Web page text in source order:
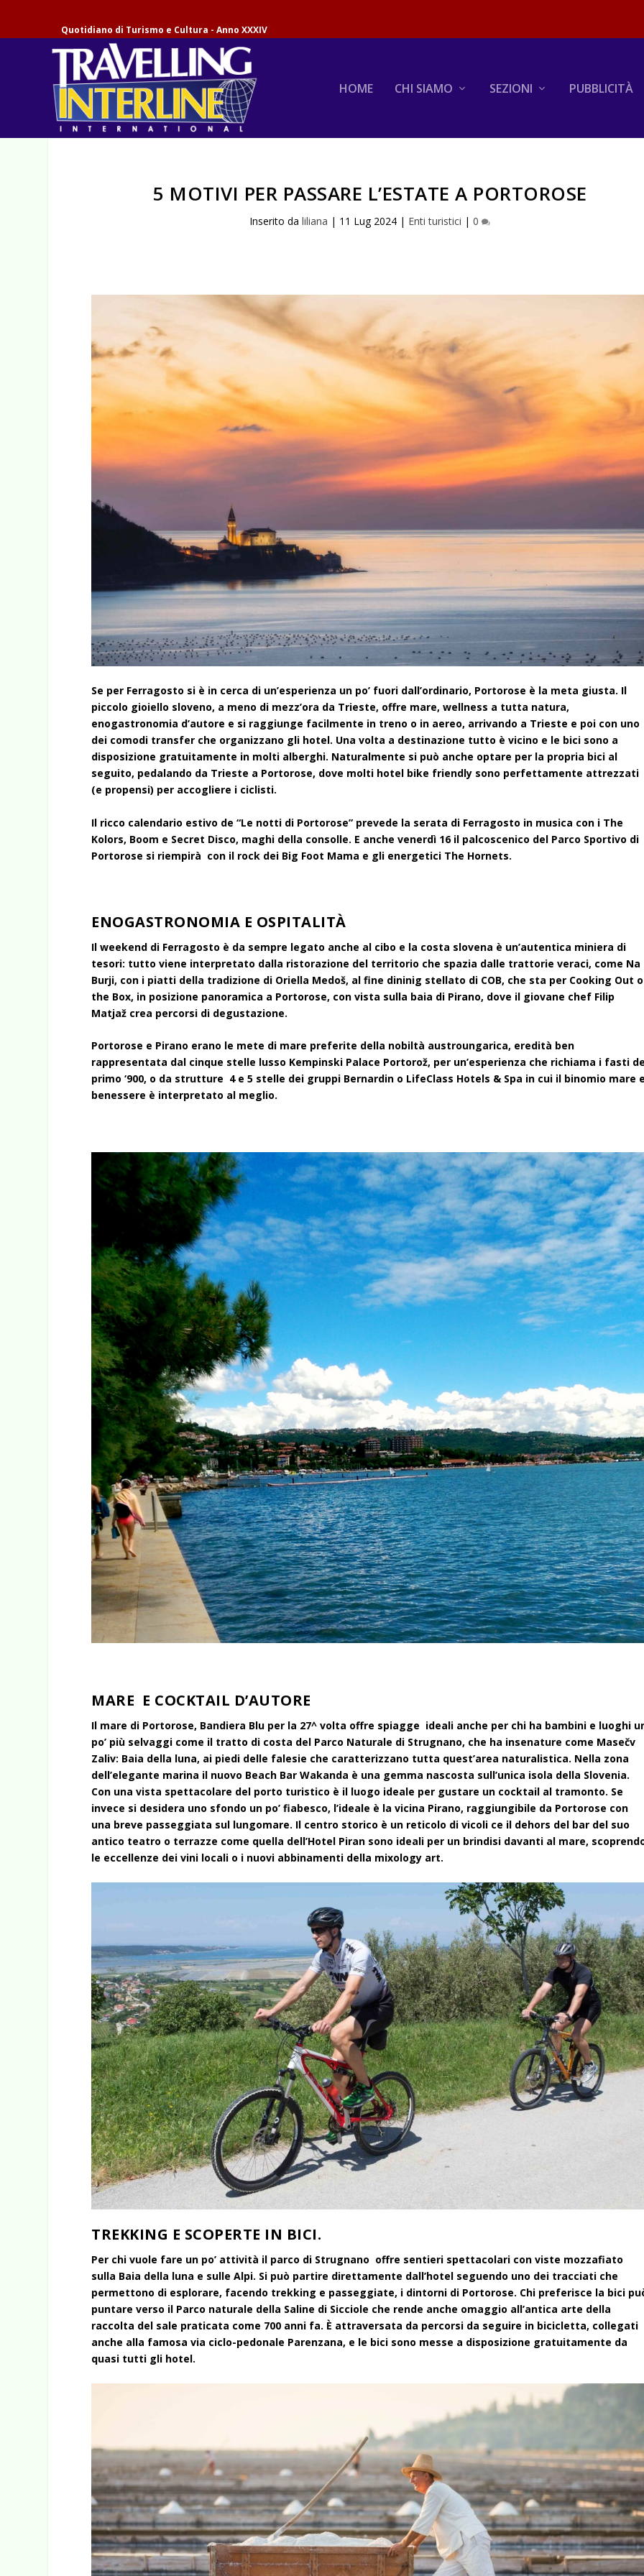
Quotidiano di Turismo e Cultura - Anno XXXIV
HOME CHI SIAMO SEZIONI PUBBLICITÀ
5 MOTIVI PER PASSARE L’ESTATE A PORTOROSE
Inserito daliliana | 11 Lug 2024 | Enti turistici |0
Se per Ferragosto si è in cerca di un’esperienza un po’ fuori dall’ordinario, Portorose è la meta giusta. Il
piccolo gioiello sloveno, a meno di mezz’ora da Trieste, offre mare, wellness a tutta natura,
enogastronomia d’autore e si raggiunge facilmente in treno o in aereo, arrivando a Trieste e poi con uno
dei comodi transfer che organizzano gli hotel. Una volta a destinazione tutto è vicino e le bici sono a
disposizione gratuitamente in molti alberghi. Naturalmente si può anche optare per la propria bici al
seguito, pedalando da Trieste a Portorose, dove molti hotel bike friendly sono perfettamente attrezzati
(e propensi) per accogliere i ciclisti.
Il ricco calendario estivo de “Le notti di Portorose” prevede la serata di Ferragosto in musica con i The
Kolors, Boom e Secret Disco, maghi della consolle. E anche venerdì 16 il palcoscenico del Parco Sportivo di
Portorose si riempirà con il rock dei Big Foot Mama e gli energetici The Hornets.
ENOGASTRONOMIA E OSPITALITÀ
Il weekend di Ferragosto è da sempre legato anche al cibo e la costa slovena è un’autentica miniera di
tesori: tutto viene interpretato dalla ristorazione del territorio che spazia dalle trattorie veraci, come Na
Burji, con i piatti della tradizione di Oriella Medoš, al fine dininig stellato di COB, che sta per Cooking Out
the Box, in posizione panoramica a Portorose, con vista sulla baia di Pirano, dove il giovane chef Filip
Matjaž crea percorsi di degustazione.
Portorose e Pirano erano le mete di mare preferite della nobiltà austroungarica, eredità ben
rappresentata dal cinque stelle lusso Kempinski Palace Portorož, per un’esperienza che richiama i fasti
primo ‘900, o da strutture 4 e 5 stelle dei gruppi Bernardin o LifeClass Hotels & Spa in cui il binomio mare
benessere è interpretato al meglio.
MARE E COCKTAIL D’AUTORE
Il mare di Portorose, Bandiera Blu per la 27^ volta offre spiagge ideali anche per chi ha bambini e luoghi
po’ più selvaggi come il tratto di costa del Parco Naturale di Strugnano, che ha insenature come Masečv
Zaliv: Baia della luna, ai piedi delle falesie che caratterizzano tutta quest’area naturalistica. Nella zona
dell’elegante marina il nuovo Beach Bar Wakanda è una gemma nascosta sull’unica isola della Slovenia.
Con una vista spettacolare del porto turistico è il luogo ideale per gustare un cocktail al tramonto. Se
invece si desidera uno sfondo un po’ fiabesco, l’ideale è la vicina Pirano, raggiungibile da Portorose con
una breve passeggiata sul lungomare. Il centro storico è un reticolo di vicoli ce il dehors del bar del suo
antico teatro o terrazze come quella dell’Hotel Piran sono ideali per un brindisi davanti al mare,
le eccellenze dei vini locali o i nuovi abbinamenti della mixology art.
TREKKING E SCOPERTE IN BICI.
Per chi vuole fare un po’ attività il parco di Strugnano offre sentieri spettacolari con viste mozzafiato
sulla Baia della luna e sulle Alpi. Si può partire direttamente dall’hotel seguendo uno dei tracciati che
permettono di esplorare, facendo trekking e passeggiate, i dintorni di Portorose. Chi preferisce la bici
puntare verso il Parco naturale della Saline di Sicciole che rende anche omaggio all’antica arte della
raccolta del sale praticata come 700 anni fa. È attraversata da percorsi da seguire in bicicletta, collegati
anche alla famosa via ciclo-pedonale Parenzana, e le bici sono messe a disposizione gratuitamente da
quasi tutti gli hotel.